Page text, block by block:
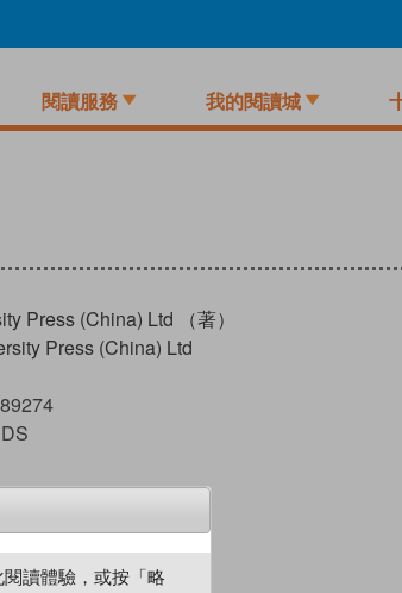
閱讀服務 我的閱讀城
Press (China) Ltd （著）
Press (China) Ltd
加入閱讀紀錄
讀體驗，或按「略